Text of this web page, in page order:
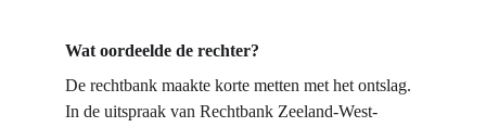
Wat oordeelde de rechter?
De rechtbank maakte korte metten met het ontslag.
In de uitspraak van Rechtbank Zeeland-West-